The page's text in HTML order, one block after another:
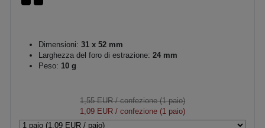
Dimensioni: 31 x 52 mm
Larghezza del foro di estrazione: 24 mm
Peso: 10 g
1,55 EUR/ confezione (1 paio)
1,09 EUR / confezione (1 paio)